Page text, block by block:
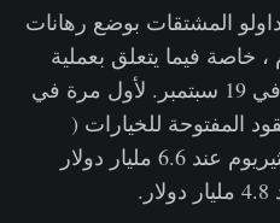
المشتقات بوضع رهانات
، خاصة فيما يتعلق بعملية
الدمج القادمة المخطط لها في 19 سبتمبر. لأول مرة في
المفتوحة للخيارات (
options open interest ) للايثيريوم عند 6.6 مليار دولار